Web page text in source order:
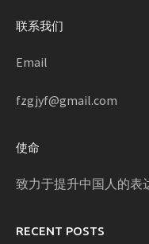
联系我们
Email
fzgjyf@gmail.com
使命
致力于提升中国人的表
RECENT POSTS